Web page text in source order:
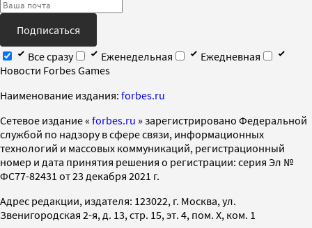
Подписаться
Все сразу
Еженедельная
Ежедневная
Новости Forbes Games
Наименование издания: forbes.ru
Cетевое издание « forbes.ru » зарегистрировано Федеральной
службой по надзору в сфере связи, информационных
технологий и массовых коммуникаций, регистрационный
номер и дата принятия решения о регистрации: серия Эл №
ФС77-82431 от 23 декабря 2021 г.
Адрес редакции, издателя: 123022, г. Москва, ул.
Звенигородская 2-я, д. 13, стр. 15, эт. 4, пом. X, ком. 1